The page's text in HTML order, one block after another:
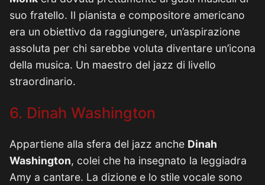
suo fratello. Il pianista e compositore americano
era un obiettivo da raggiungere, un’aspirazione
assoluta per chi sarebbe voluta diventare un’icona
della musica. Un maestro del jazz di livello
straordinario.
6. Dinah Washington
Appartiene alla sfera del jazz anche Dinah
Washington, colei che ha insegnato la leggiadra
Amy a cantare. La dizione e lo stile vocale sono